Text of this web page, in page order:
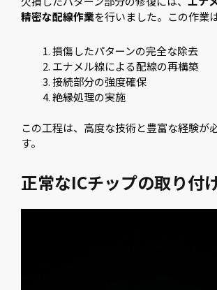
精密な配線作業を行いました。この作業
損傷したパターンの完全な除去
エナメル線による配線の再構築
接続部分の強度確保
絶縁処理の実施
この工程は、高度な技術と豊富な経験が
す。
正常なICチップの取り付